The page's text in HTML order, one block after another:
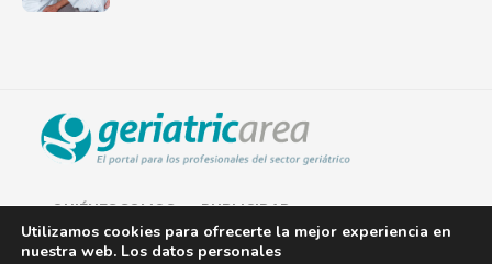
QUIÉNES SOMOS PUBLICIDAD
AVISO LEGAL
Utilizamos cookies para ofrecerte la mejor experiencia en
nuestra web. Los datos personales